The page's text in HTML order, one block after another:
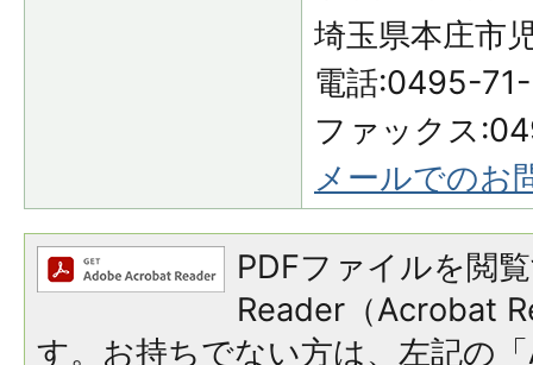
埼玉県本庄市
電話:0495-
ファックス
メールでのお
PDFファイルを閲
Reader（Acrobat
す。お持ちでない方は、左記の